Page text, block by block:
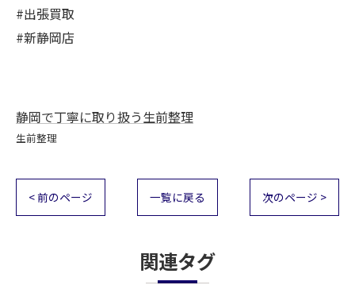
#出張買取
#新静岡店
静岡で丁寧に取り扱う生前整理
生前整理
< 前のページ 一覧に戻る 次のページ >
関連タグ